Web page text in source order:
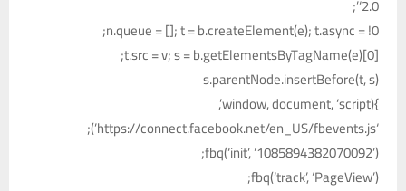
‘2.0’;
n.queue = []; t = b.createElement(e); t.async = !0;
t.src = v; s = b.getElementsByTagName(e)[0];
s.parentNode.insertBefore(t, s)
}(window, document, ‘script’,
‘https://connect.facebook.net/en_US/fbevents.js’);
fbq(‘init’, ‘1085894382070092’);
fbq(‘track’, ‘PageView’);